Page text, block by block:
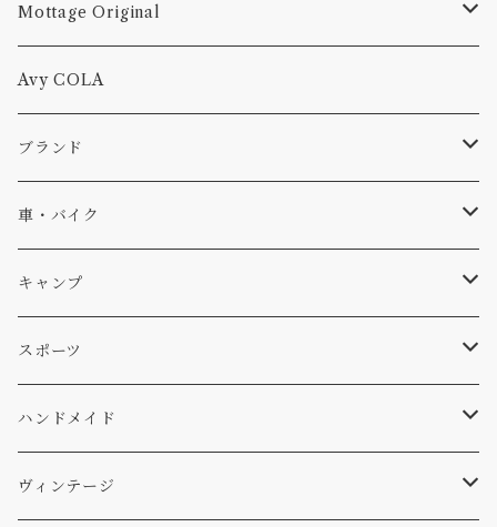
Mottage Original
Tシャツ
キャップ、ニット
ソックス
雑貨
ステッカー
バッグ
パンツ
Avy COLA
ブランド
Db
サーフ
スキー
A-Frame
DOGS
WEAR
Four My Self
Ten
アメリカ軍払い下げ
車・バイク
車外
マット、シート
エアフレッシュナー
小物
キャンプ
ファニチャー
キッチン
スリーピング
スポーツ
サーフ
スキー
ハンドメイド
ステッカー
ヴィンテージ